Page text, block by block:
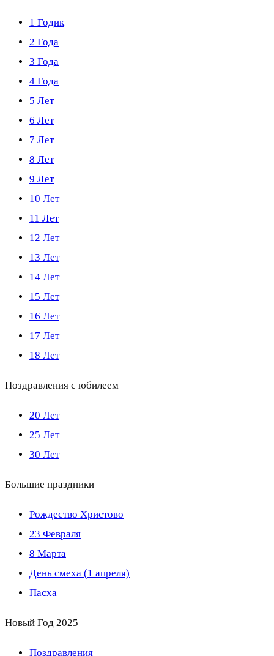
1 Годик
2 Года
3 Года
4 Года
5 Лет
6 Лет
7 Лет
8 Лет
9 Лет
10 Лет
11 Лет
12 Лет
13 Лет
14 Лет
15 Лет
16 Лет
17 Лет
18 Лет
Поздравления с юбилеем
20 Лет
25 Лет
30 Лет
Большие праздники
Рождество Христово
23 Февраля
8 Марта
День смеха (1 апреля)
Пасха
Новый Год 2025
Поздравления